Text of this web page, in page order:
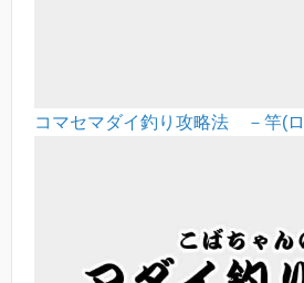
コマセマダイ釣り攻略法 －竿(ロ